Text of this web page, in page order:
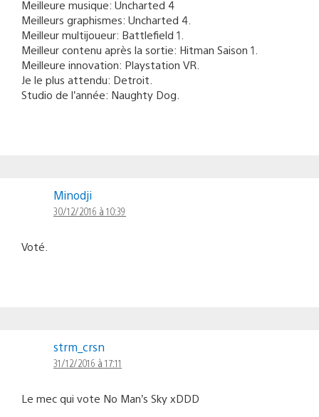
Meilleure musique: Uncharted 4
Meilleurs graphismes: Uncharted 4.
Meilleur multijoueur: Battlefield 1.
Meilleur contenu après la sortie: Hitman Saison 1.
Meilleure innovation: Playstation VR.
Je le plus attendu: Detroit.
Studio de l’année: Naughty Dog.
Minodji
30/12/2016 à 10:39
Voté.
strm_crsn
31/12/2016 à 17:11
Le mec qui vote No Man’s Sky xDDD